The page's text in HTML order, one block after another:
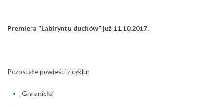
Premiera “Labiryntu duchów” już 11.10.2017.
Pozostałe powieści z cyklu:
„Gra anioła”